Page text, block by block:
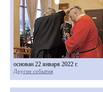
основан 22 января 2022 г.
Другие события